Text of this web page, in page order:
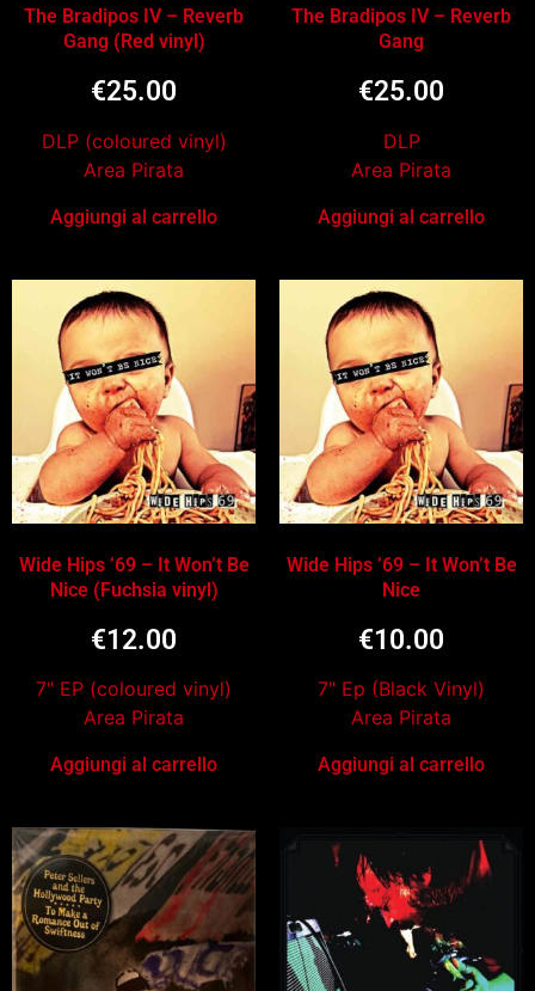
The Bradipos IV – Reverb
Gang (Red vinyl)
€25.00
DLP (coloured vinyl)
Area Pirata
Aggiungi al carrello
The Bradipos IV – Reverb
Gang
€25.00
DLP
Area Pirata
Aggiungi al carrello
Wide Hips ’69 – It Won’t Be
Nice (Fuchsia vinyl)
€12.00
7" EP (coloured vinyl)
Area Pirata
Aggiungi al carrello
Wide Hips ’69 – It Won’t Be
Nice
€10.00
7" Ep (Black Vinyl)
Area Pirata
Aggiungi al carrello